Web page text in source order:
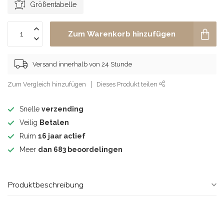
Größentabelle
Zum Warenkorb hinzufügen
Versand innerhalb von 24 Stunde
Zum Vergleich hinzufügen Dieses Produkt teilen
Snelle verzending
Veilig Betalen
Ruim 16 jaar actief
Meer dan 683 beoordelingen
Produktbeschreibung